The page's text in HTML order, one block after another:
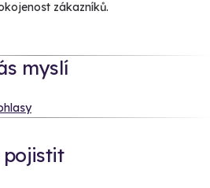
zákazníků.
myslí
pojistit